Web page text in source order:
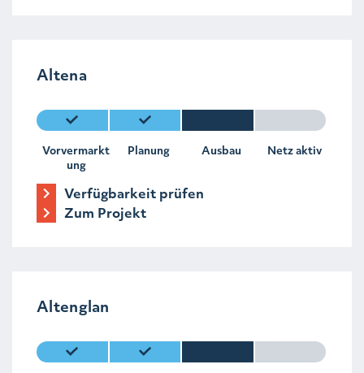
Altena
Vorvermarkt
ung
Planung Ausbau Netz aktiv
Verfügbarkeit prüfen
Zum Projekt
Altenglan